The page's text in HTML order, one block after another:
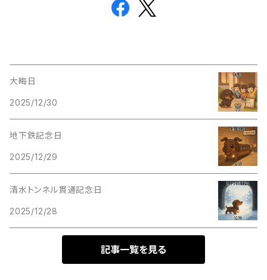
大晦日
2025/12/30
地下鉄記念日
2025/12/29
清水トンネル貫通記念日
2025/12/28
記事一覧を見る